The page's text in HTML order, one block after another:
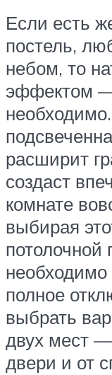
Если есть
постель,
небом, то
эффектом
расширит
создаст
комнате
выбирая
потолочной
необходимо
полное
выбрать
двух мест —
двери и от